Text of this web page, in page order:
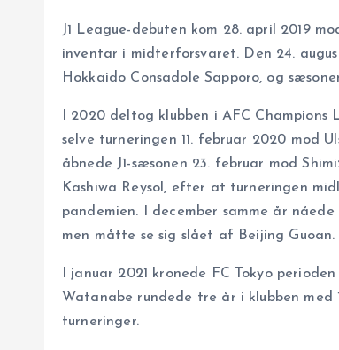
J1 League-debuten kom 28. april 2019
inventar i midterforsvaret. Den 24.
Hokkaido Consadole Sapporo, og
I 2020 deltog klubben i AFC
selve turneringen 11. februar 2020 mod
åbnede J1-sæsonen 23. februar mod
Kashiwa Reysol, efter at turneringen
pandemien. I december samme år
men måtte se sig slået af Beijing Guoan.
I januar 2021 kronede FC Tokyo
Watanabe rundede tre år i klubben
turneringer.